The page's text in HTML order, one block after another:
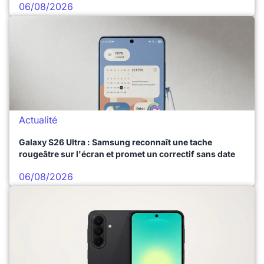
06/08/2026
Actualité
Galaxy S26 Ultra : Samsung reconnaît une tache
rougeâtre sur l'écran et promet un correctif sans date
06/08/2026